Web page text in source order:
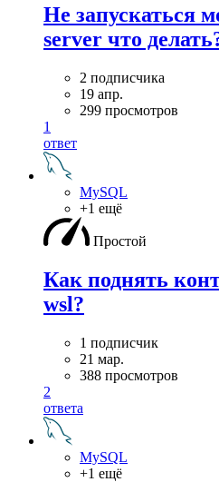
Не запускаться
server что
2 подписчика
19 апр.
299 просмотров
1
ответ
MySQL
+1 ещё
Простой
Как поднять
wsl?
1 подписчик
21 мар.
388 просмотров
2
ответа
MySQL
+1 ещё